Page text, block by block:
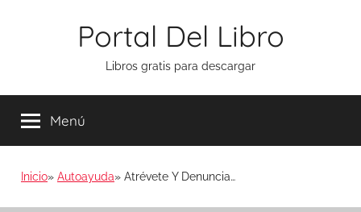
Portal Del Libro
Libros gratis para descargar
Menú
Inicio Autoayuda Atrévete Y Denuncia…